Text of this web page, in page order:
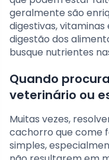
geralmente são
digestivas, vitaminas
digestão dos
busque nutrientes
Quando
veterinário ou
Muitas vezes,
cachorro que come
simples,